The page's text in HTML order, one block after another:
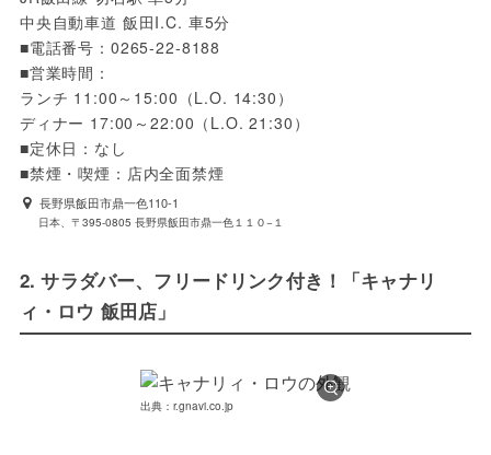
中央自動車道 飯田I.C. 車5分
■電話番号：0265-22-8188
■営業時間：
ランチ 11:00～15:00（L.O. 14:30）
ディナー 17:00～22:00（L.O. 21:30）
■定休日：なし
■禁煙・喫煙：店内全面禁煙
長野県飯田市鼎一色110-1
日本、〒395-0805 長野県飯田市鼎一色１１０−１
2. サラダバー、フリードリンク付き！「キャナリ
ィ・ロウ 飯田店」
出典：r.gnavi.co.jp